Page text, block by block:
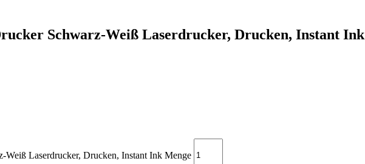
Schwarz-Weiß Laserdrucker, Drucken, Instant Ink
Weiß Laserdrucker, Drucken, Instant Ink Menge